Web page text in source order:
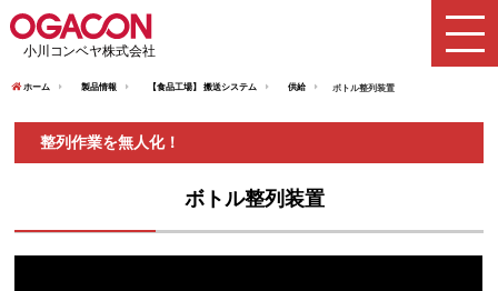
ホーム 製品情報 【食品工場】 搬送システム 供給 ボトル整列装置
整列作業を無人化！
ボトル整列装置